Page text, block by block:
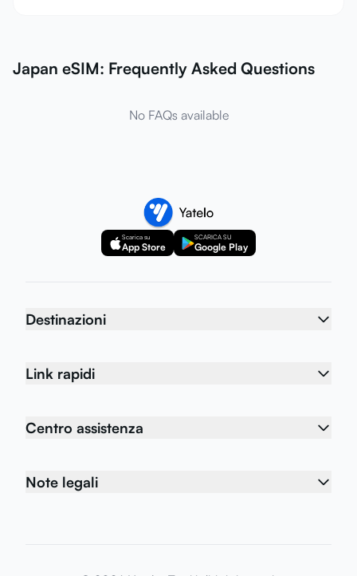
Japan eSIM: Frequently Asked Questions
No FAQs available
Scarica su
App Store
SCARICA SU
Google Play
Destinazioni
Link rapidi
Centro assistenza
Note legali